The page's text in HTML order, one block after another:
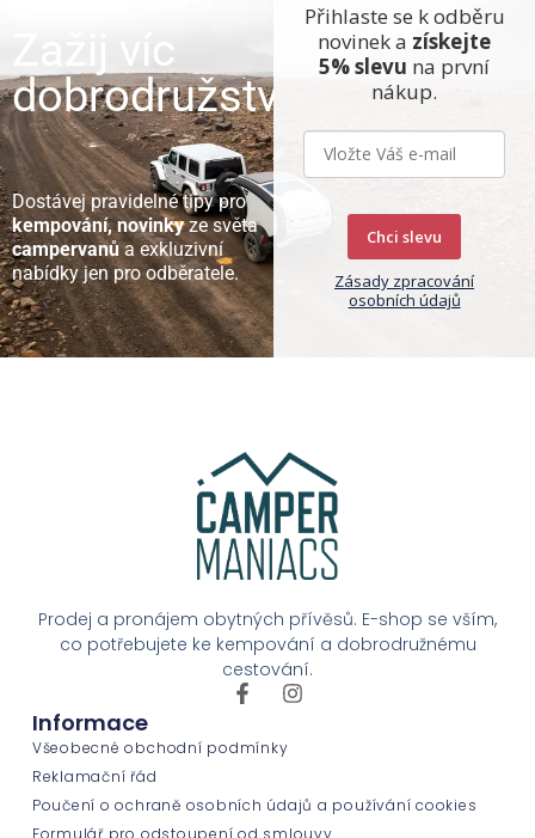
Zažij víc
dobrodružství
Dostávej pravidelné tipy pro
kempování, novinkyze světa
campervanůa exkluzivní
nabídky jen pro odběratele.
Přihlaste se k odběru
novinek a získejte
5% slevu na první
nákup.
Chci slevu
Zásady zpracování
osobních údajů
Prodej a pronájem obytných přívěsů. E-shop se vším,
co potřebujete ke kempování a dobrodružnému
cestování.
Informace
Všeobecné obchodní podmínky
Reklamační řád
Poučení o ochraně osobních údajů a používání cookies
Formulář pro odstoupení od smlouvy